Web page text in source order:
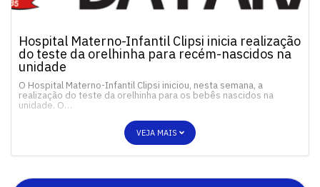
Hospital Materno-Infantil Clipsi inicia realização
do teste da orelhinha para recém-nascidos na
unidade
O Hospital Materno-Infantil Clipsi iniciou, nesta semana, a
realização do teste da orelhinha para os bebês nascidos na
unidade. O…
VEJA MAIS